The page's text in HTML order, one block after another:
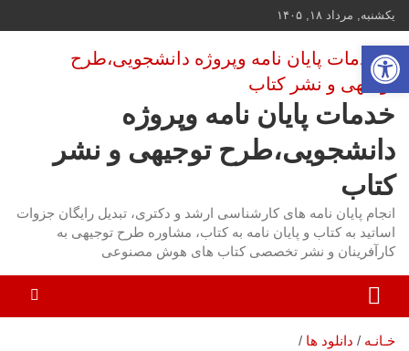
بروید
یکشنبه, مرداد ۱۸, ۱۴۰۵
خدمات پایان نامه وپروژه
دانشجویی،طرح توجیهی و نشر
کتاب
انجام پایان نامه های کارشناسی ارشد و دکتری، تبدیل رایگان جزوات
اساتید به کتاب و پایان نامه به کتاب، مشاوره طرح توجیهی به
کارآفرینان و نشر تخصصی کتاب های هوش مصنوعی
خـانـه دانلود ها
باز کردن نوار ابزار